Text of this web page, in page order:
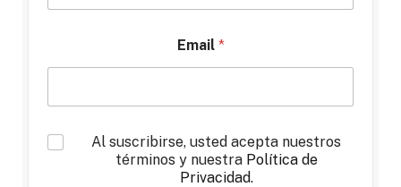
Email *
*
Al suscribirse, usted acepta nuestros
términos y nuestra Política de
Privacidad.